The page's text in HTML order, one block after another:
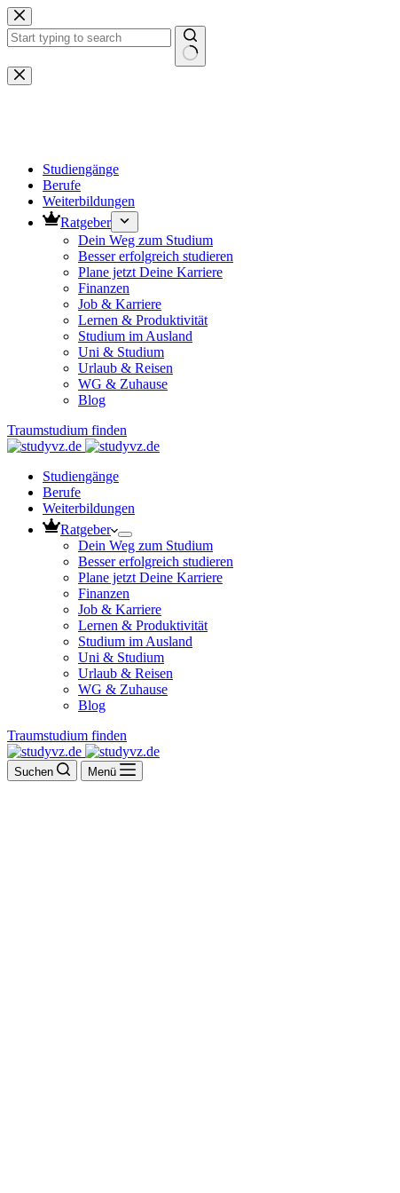
Zum
Inhalt
springen
Keine
Ergebnisse
Studiengänge
Berufe
Weiterbildungen
Ratgeber
Dein Weg zum Studium
Besser erfolgreich studieren
Plane jetzt Deine Karriere
Finanzen
Job & Karriere
Lernen & Produktivität
Studium im Ausland
Uni & Studium
Urlaub & Reisen
WG & Zuhause
Blog
Traumstudium finden
Studiengänge
Berufe
Weiterbildungen
Ratgeber
Dein Weg zum Studium
Besser erfolgreich studieren
Plane jetzt Deine Karriere
Finanzen
Job & Karriere
Lernen & Produktivität
Studium im Ausland
Uni & Studium
Urlaub & Reisen
WG & Zuhause
Blog
Traumstudium finden
Suchen Menü